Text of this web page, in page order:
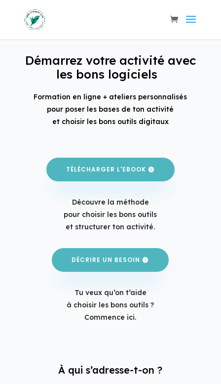
Démarrez votre activité avec
les bons logiciels
Formation en ligne + ateliers personnalisés
pour poser les bases de ton activité
et choisir les bons outils digitaux
TÉLÉCHARGER L'EBOOK
Découvre la méthode
pour choisir les bons outils
et structurer ton activité.
DÉCRIRE UN BESOIN
Tu veux qu’on t’aide
à choisir les bons outils ?
Commence ici.
À qui s’adresse-t-on ?